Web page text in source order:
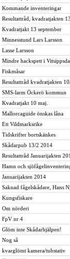
Kommande inventeringar
Resultattråd, kvadratjakten
Kvadratjakt 13 september
Minnesstund Lars Larsson
Lasse Larsson
Mindre hackspett i
Fiskmåsar
Resultattråd kvadratjakten
SMS-larm Öckerö kommun
Kvadratjakt 10 maj.
Mallorcaguide önskas låna
Ett Vildmarksrike
Tidskrifter bortskänkes
Skådarpub 13/2 2014
Resultattråd Januarijakten
Hamn och
Januarijakten 2014
Saknad fågelskådare, Hans
Kungsfiskare
Om nörderi
FpV nr 4
Glöm inte Skådarhjälpen!
Nog så
kvarglömt kamera/tubstativ